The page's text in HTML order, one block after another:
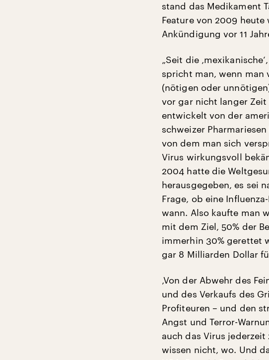
stand das Medikament
Feature von 2009
Ankündigung vor 11
„Seit die
spricht man, wenn man
(nötigen oder
vor gar nicht langer
entwickelt von der
schweizer
von dem man sich
Virus wirkungsvoll
2004 hatte die
herausgegeben, es sei
Frage, ob eine
wann. Also kaufte man
mit dem Ziel, 50% der
immerhin 30% gerettet
gar 8 Milliarden Dollar
‚Von der Abwehr des
und des Verkaufs des
Profiteuren – und den
Angst und Terror-
auch das Virus
wissen nicht, wo. Und